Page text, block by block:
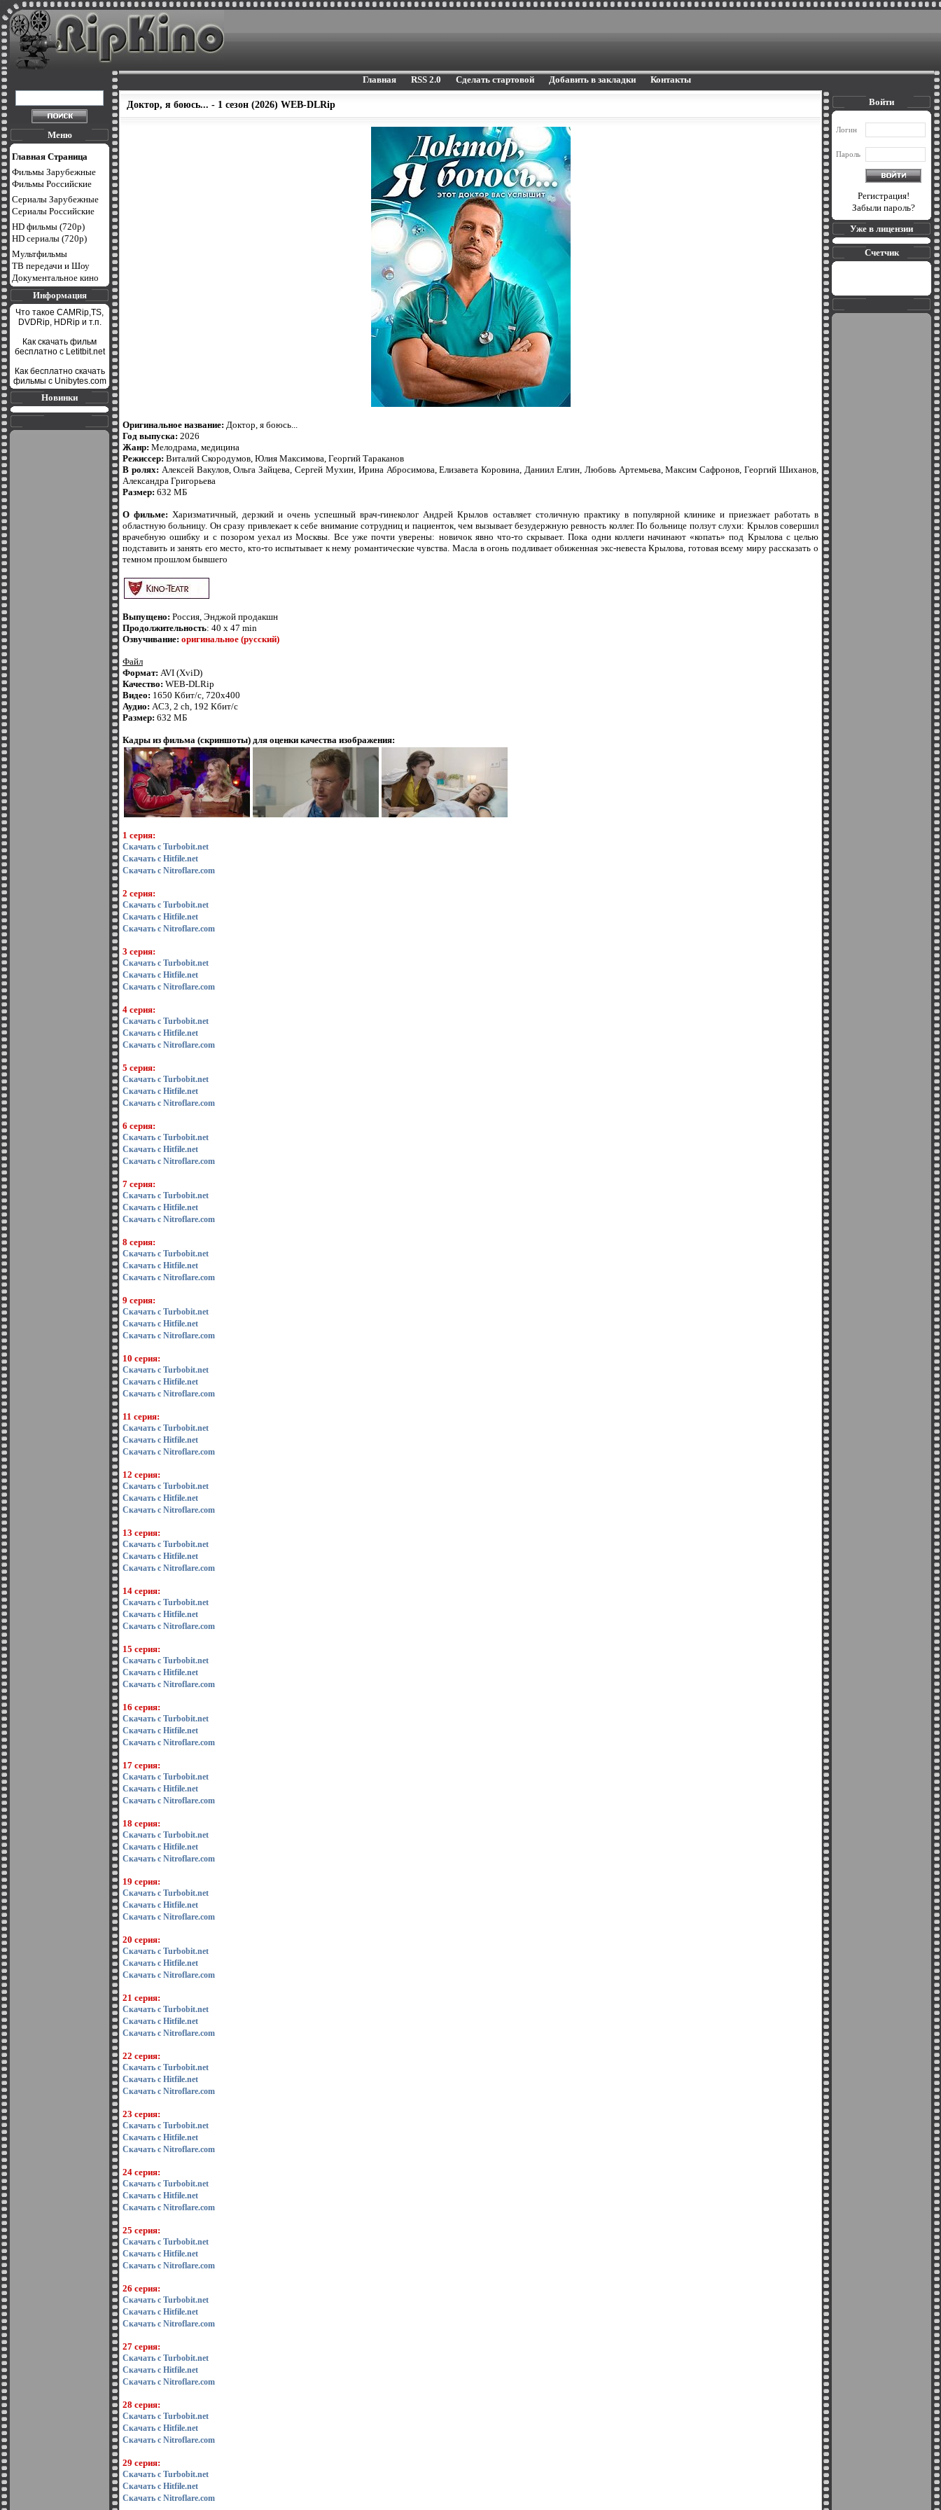
Главная RSS 2.0 Сделать стартовой Добавить в закладки Контакты
Меню
Главная Страница
Фильмы Зарубежные
Фильмы Российские
Сериалы Зарубежные
Сериалы Российские
HD фильмы (720p)
HD сериалы (720p)
Мультфильмы
ТВ передачи и Шоу
Документальное кино
Информация
Что такое CAMRip,TS,
DVDRip, HDRip и т.п.
Как скачать фильм
бесплатно с Letitbit.net
Как бесплатно скачать
фильмы с Unibytes.com
Новинки
Доктор, я боюсь... - 1 сезон (2026) WEB-DLRip
Оригинальное название: Доктор, я боюсь...
Год выпуска: 2026
Жанр: Мелодрама, медицина
Режиссер: Виталий Скородумов, Юлия Максимова, Георгий Тараканов
В ролях: Алексей Вакулов, Ольга Зайцева, Сергей Мухин, Ирина Абросимова, Елизавета Коровина, Даниил Елгин, Любовь Артемьева, Максим Сафронов, Георгий Шиханов,
Александра Григорьева
Размер: 632 МБ
О фильме: Харизматичный, дерзкий и очень успешный врач-гинеколог Андрей Крылов оставляет столичную практику в популярной клинике и приезжает работать в
областную больницу. Он сразу привлекает к себе внимание сотрудниц и пациенток, чем вызывает безудержную ревность коллег. По больнице ползут слухи: Крылов совершил
врачебную ошибку и с позором уехал из Москвы. Все уже почти уверены: новичок явно что-то скрывает. Пока одни коллеги начинают «копать» под Крылова с целью
подставить и занять его место, кто-то испытывает к нему романтические чувства. Масла в огонь подливает обиженная экс-невеста Крылова, готовая всему миру рассказать о
темном прошлом бывшего
Выпущено: Россия, Энджой продакшн
Продолжительность: 40 x 47 min
Озвучивание: оригинальное (русский)
Файл
Формат: AVI (XviD)
Качество: WEB-DLRip
Видео: 1650 Кбит/с, 720x400
Аудио: AC3, 2 ch, 192 Кбит/с
Размер: 632 МБ
Кадры из фильма (скриншоты) для оценки качества изображения:
1 серия:
Скачать с Turbobit.net
Скачать с Hitfile.net
Скачать с Nitroflare.com
2 серия:
Скачать с Turbobit.net
Скачать с Hitfile.net
Скачать с Nitroflare.com
3 серия:
Скачать с Turbobit.net
Скачать с Hitfile.net
Скачать с Nitroflare.com
4 серия:
Скачать с Turbobit.net
Скачать с Hitfile.net
Скачать с Nitroflare.com
5 серия:
Скачать с Turbobit.net
Скачать с Hitfile.net
Скачать с Nitroflare.com
6 серия:
Скачать с Turbobit.net
Скачать с Hitfile.net
Скачать с Nitroflare.com
7 серия:
Скачать с Turbobit.net
Скачать с Hitfile.net
Скачать с Nitroflare.com
8 серия:
Скачать с Turbobit.net
Скачать с Hitfile.net
Скачать с Nitroflare.com
9 серия:
Скачать с Turbobit.net
Скачать с Hitfile.net
Скачать с Nitroflare.com
10 серия:
Скачать с Turbobit.net
Скачать с Hitfile.net
Скачать с Nitroflare.com
11 серия:
Скачать с Turbobit.net
Скачать с Hitfile.net
Скачать с Nitroflare.com
12 серия:
Скачать с Turbobit.net
Скачать с Hitfile.net
Скачать с Nitroflare.com
13 серия:
Скачать с Turbobit.net
Скачать с Hitfile.net
Скачать с Nitroflare.com
14 серия:
Скачать с Turbobit.net
Скачать с Hitfile.net
Скачать с Nitroflare.com
15 серия:
Скачать с Turbobit.net
Скачать с Hitfile.net
Скачать с Nitroflare.com
16 серия:
Скачать с Turbobit.net
Скачать с Hitfile.net
Скачать с Nitroflare.com
17 серия:
Скачать с Turbobit.net
Скачать с Hitfile.net
Скачать с Nitroflare.com
18 серия:
Скачать с Turbobit.net
Скачать с Hitfile.net
Скачать с Nitroflare.com
19 серия:
Скачать с Turbobit.net
Скачать с Hitfile.net
Скачать с Nitroflare.com
20 серия:
Скачать с Turbobit.net
Скачать с Hitfile.net
Скачать с Nitroflare.com
21 серия:
Скачать с Turbobit.net
Скачать с Hitfile.net
Скачать с Nitroflare.com
22 серия:
Скачать с Turbobit.net
Скачать с Hitfile.net
Скачать с Nitroflare.com
23 серия:
Скачать с Turbobit.net
Скачать с Hitfile.net
Скачать с Nitroflare.com
24 серия:
Скачать с Turbobit.net
Скачать с Hitfile.net
Скачать с Nitroflare.com
25 серия:
Скачать с Turbobit.net
Скачать с Hitfile.net
Скачать с Nitroflare.com
26 серия:
Скачать с Turbobit.net
Скачать с Hitfile.net
Скачать с Nitroflare.com
27 серия:
Скачать с Turbobit.net
Скачать с Hitfile.net
Скачать с Nitroflare.com
28 серия:
Скачать с Turbobit.net
Скачать с Hitfile.net
Скачать с Nitroflare.com
29 серия:
Скачать с Turbobit.net
Скачать с Hitfile.net
Скачать с Nitroflare.com
Войти
Логин
Пароль
Регистрация!
Забыли пароль?
Уже в лицензии
Счетчик